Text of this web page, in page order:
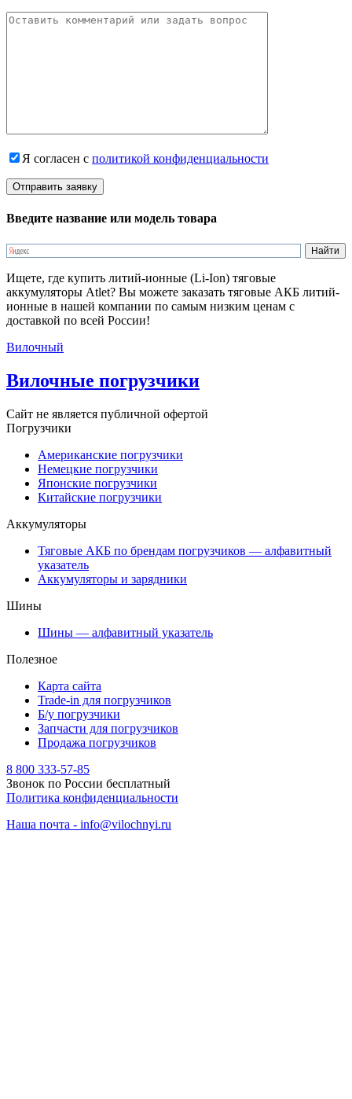
Я согласен с политикой конфиденциальности
Введите название или модель товара
Ищете, где купить литий-ионные (Li-Ion) тяговые
аккумуляторы Atlet? Вы можете заказать тяговые АКБ литий-
ионные в нашей компании по самым низким ценам с
доставкой по всей России!
Вилочный
Вилочные погрузчики
Сайт не является публичной офертой
Погрузчики
Американские погрузчики
Немецкие погрузчики
Японские погрузчики
Китайские погрузчики
Аккумуляторы
Тяговые АКБ по брендам погрузчиков — алфавитный
указатель
Аккумуляторы и зарядники
Шины
Шины — алфавитный указатель
Полезное
Карта сайта
Trade-in для погрузчиков
Б/у погрузчики
Запчасти для погрузчиков
Продажа погрузчиков
8 800 333-57-85
Звонок по России бесплатный
Политика конфиденциальности
Наша почта - info@vilochnyi.ru